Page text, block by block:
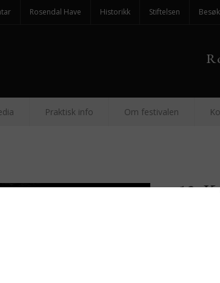
Rosendal Have Historikk Stiftelsen
Praktisk info Om festivalen
12.